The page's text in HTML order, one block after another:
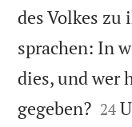
des Volkes
sprachen: In
dies, und wer
gegeben?
24